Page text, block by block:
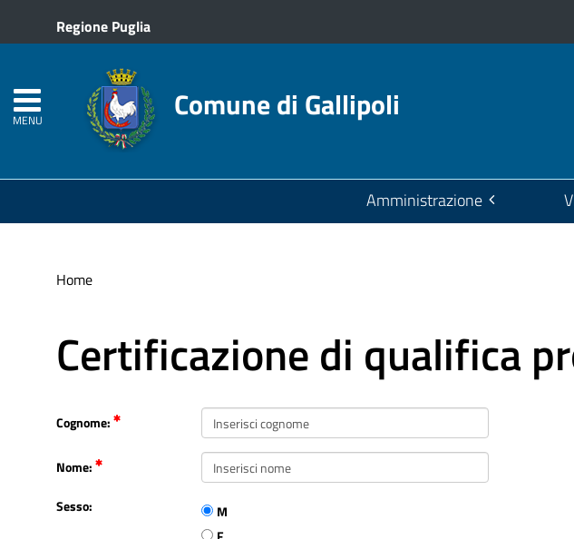
Regione Puglia
MENU Comune di Gallipoli
Amministrazione
Home
Certificazione di qualifica
Cognome:
Nome:
Sesso:
M